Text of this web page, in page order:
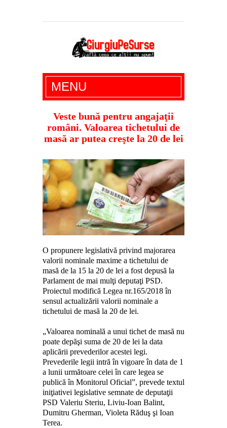
Giurgiu Pe Surse – actualitate giurgiu,
administratie giurgiu, stiri politice, social
economic, editoriale giurgiu, dezvaluiri,
soc, cancan, stiri locale
MENU
Veste bună pentru angajaţii
români. Valoarea tichetului de
masă ar putea creşte la 20 de lei
O propunere legislativă privind majorarea
valorii nominale maxime a tichetului de
masă de la 15 la 20 de lei a fost depusă la
Parlament de mai mulţi deputaţi PSD.
Proiectul modifică Legea nr.165/2018 în
sensul actualizării valorii nominale a
tichetului de masă la 20 de lei.
„Valoarea nominală a unui tichet de masă nu
poate depăşi suma de 20 de lei la data
aplicării prevederilor acestei legi.
Prevederile legii intră în vigoare în data de 1
a lunii următoare celei în care legea se
publică în Monitorul Oficial”, prevede textul
iniţiativei legislative semnate de deputaţii
PSD Valeriu Steriu, Liviu-Ioan Balint,
Dumitru Gherman, Violeta Răduş şi Ioan
Terea.